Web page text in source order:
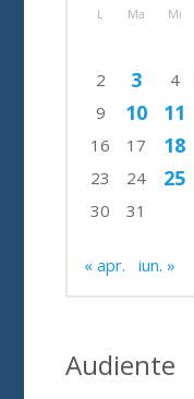
L Ma Mi
2
3 4
9
10 11
16
17 18
23
24 25
30
31
« apr. iun. »
Audiente